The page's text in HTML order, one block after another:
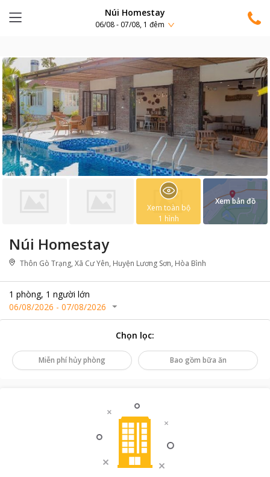
Núi Homestay
06/08 - 07/08, 1 đêm
Núi Homestay
Thôn Gò Trạng, Xã Cư Yên, Huyện Lương Sơn, Hòa Bình
1 phòng, 1 người lớn
06/08/2026 - 07/08/2026
Xem toàn bộ
1 hình
Xem bản đồ
Chọn lọc:
Miễn phí hủy phòng Bao gồm bữa ăn